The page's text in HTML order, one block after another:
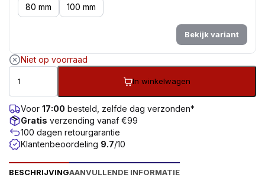
80 mm
100 mm
Bekijk variant
Niet op voorraad
In winkelwagen
Voor 17:00 besteld, zelfde dag verzonden*
Gratis verzending vanaf €99
100 dagen retourgarantie
Klantenbeoordeling 9.7/10
BESCHRIJVINGAANVULLENDE INFORMATIE